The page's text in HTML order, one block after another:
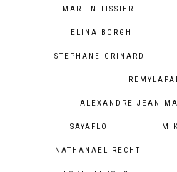
MARTIN TISSIER
ELINA BORGHI
STEPHANE GRINARD
ALEXANDRE JEAN-
SAYAFLO
NATHANAËL RECHT